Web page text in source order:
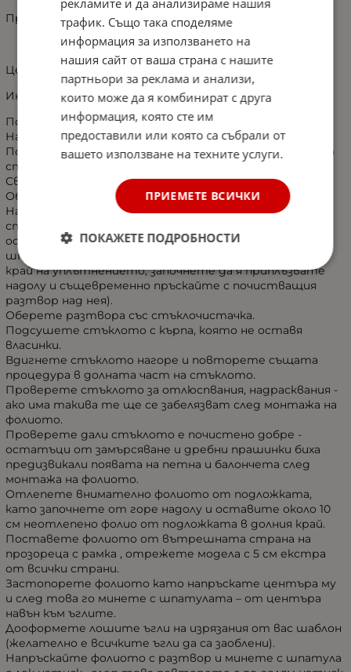
Пращаме в картонен тубос!
Цената е за брой!
Инструкции за монтаж:
Почистете прозореца от вътрешната страна.
Напръскайте стъклото с почистващ разтвор.
Почистете добре под уплътненията и горния ръб на
стъклото.
Свалете прозореца 3-4 см надолу.
Оберете разтвора със стъклочистачка.
Напръскайте обилно стъклото от вътрешната
страна, от горе на долу, с цел премахване на малки
остатъци от замърсяване (може да използвате
шпатулата за монтаж, като я подпъхнете в горния
край на уплътнението, започнете да я приплъзвате
надолу и същевременно пръскайте с почистващия
разтвор над нея).
Оберете разтвора със стъклочистачка.
Подсушете стъклото с кърпа, която не оставя
власинки.
Вдигнете стъклото нагоре и повторете същата
процедура в долната част на стъклото.
Проверете стъклото за отлюспвания, надрасквания -
ако има такива те ще се забелязват след монтажа на
фолиото.
Проверете дали стъклото е почистено добре -
остатъци от замърсяване и дребни прашинки биха
предизвикали появата на петна и балончета след
монтажа на фолиото.
Отлепете внимателно фолиото от подложката,
като започнете от горе надолу и оставите около 10
см неотлепено фолио от подложката в долния край.
Поставете фолиото от вътрешната страна на
прозореца с рамка , отрежете модела с 5 см екстра
от всички страни.
Застопорете фолиото като напръскате центъра му
и след това го минете с шпатулата – от центъра
навън към ъглите.
Дооформете лошите ъгли на изрязания от вас шаблон
(желателно е всичките ъгли да са заоблени).
Напръскайте фолиото с разтвор и минете с шпатула
трафик. Също така споделяме
информация за използването на
нашия сайт от ваша страна с нашите
партньори за реклама и анализи,
които може да я комбинират с друга
информация, която сте им
предоставили или която са събрали от
вашето използване на техните услуги.
ПРИЕМЕТЕ ВСИЧКИ
ПОКАЖЕТЕ ПОДРОБНОСТИ